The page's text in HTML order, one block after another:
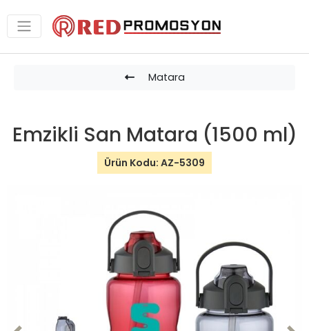
Matara
Emzikli San Matara (1500 ml)
Ürün Kodu: AZ-5309